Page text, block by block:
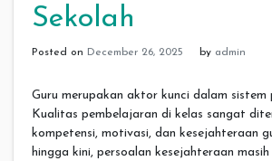
Sekolah
Posted on December 26, 2025 by admin
Guru merupakan aktor kunci dalam sistem
Kualitas pembelajaran di kelas sangat
kompetensi, motivasi, dan kesejahteraan
hingga kini, persoalan kesejahteraan masih